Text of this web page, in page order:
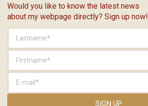
Would you like to know the latest news
about my webpage directly? Sign up now!